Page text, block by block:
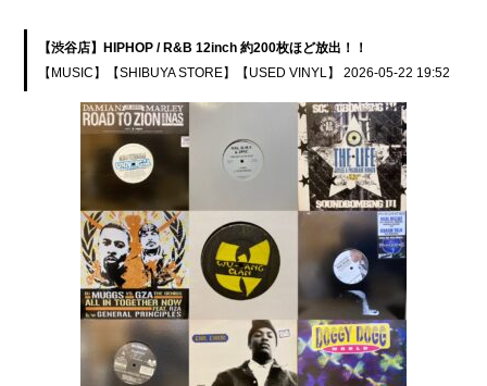
【渋谷店】HIPHOP / R&B 12inch 約200枚ほど放出！！
【MUSIC】
【SHIBUYA STORE】 【USED VINYL】 2026-05-22 19:52